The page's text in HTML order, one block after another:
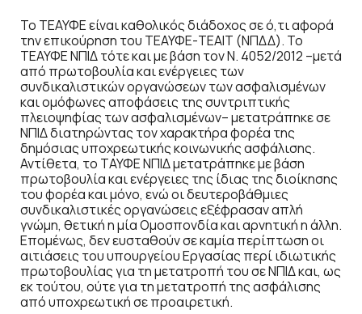
Το ΤΕΑΥΦΕ είναι καθολικός διάδοχος σε ό,τι αφορά
την επικούρηση του ΤΕΑΥΦΕ-ΤΕΑΙΤ (ΝΠΔΔ). Το
ΤΕΑΥΦΕ ΝΠΙΔ τότε και με βάση τον Ν. 4052/2012 –μετά
από πρωτοβουλία και ενέργειες των
συνδικαλιστικών οργανώσεων των ασφαλισμένων
και ομόφωνες αποφάσεις της συντριπτικής
πλειοψηφίας των ασφαλισμένων– μετατράπηκε σε
ΝΠΙΔ διατηρώντας τον χαρακτήρα φορέα της
δημόσιας υποχρεωτικής κοινωνικής ασφάλισης.
Αντίθετα, το ΤΑΥΦΕ ΝΠΙΔ μετατράπηκε με βάση
πρωτοβουλία και ενέργειες της ίδιας της διοίκησης
του φορέα και μόνο, ενώ οι δευτεροβάθμιες
συνδικαλιστικές οργανώσεις εξέφρασαν απλή
γνώμη, θετική η μία Ομοσπονδία και αρνητική η άλλη.
Επομένως, δεν ευσταθούν σε καμία περίπτωση οι
αιτιάσεις του υπουργείου Εργασίας περί ιδιωτικής
πρωτοβουλίας για τη μετατροπή του σε ΝΠΙΔ και, ως
εκ τούτου, ούτε για τη μετατροπή της ασφάλισης
από υποχρεωτική σε προαιρετική.